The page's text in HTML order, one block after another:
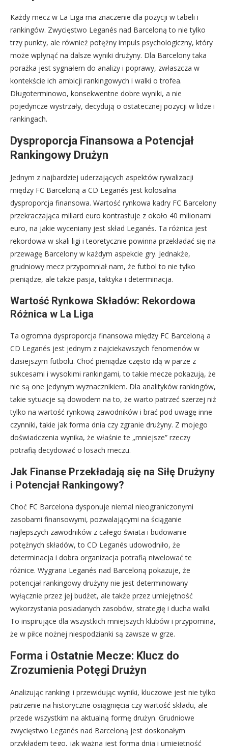
Każdy mecz w La Liga ma znaczenie dla pozycji w tabeli i
rankingów. Zwycięstwo Leganés nad Barceloną to nie tylko
trzy punkty, ale również potężny impuls psychologiczny, który
może wpłynąć na dalsze wyniki drużyny. Dla Barcelony taka
porażka jest sygnałem do analizy i poprawy, zwłaszcza w
kontekście ich ambicji rankingowych i walki o trofea.
Długoterminowo, konsekwentne dobre wyniki, a nie
pojedyncze wystrzały, decydują o ostatecznej pozycji w lidze i
rankingach.
Dysproporcja Finansowa a Potencjał
Rankingowy Drużyn
Jednym z najbardziej uderzających aspektów rywalizacji
między FC Barceloną a CD Leganés jest kolosalna
dysproporcja finansowa. Wartość rynkowa kadry FC Barcelony
przekraczająca miliard euro kontrastuje z około 40 milionami
euro, na jakie wyceniany jest skład Leganés. Ta różnica jest
rekordowa w skali ligi i teoretycznie powinna przekładać się na
przewagę Barcelony w każdym aspekcie gry. Jednakże,
grudniowy mecz przypomniał nam, że futbol to nie tylko
pieniądze, ale także pasja, taktyka i determinacja.
Wartość Rynkowa Składów: Rekordowa
Różnica w La Liga
Ta ogromna dysproporcja finansowa między FC Barceloną a
CD Leganés jest jednym z najciekawszych fenomenów w
dzisiejszym futbolu. Choć pieniądze często idą w parze z
sukcesami i wysokimi rankingami, to takie mecze pokazują, że
nie są one jedynym wyznacznikiem. Dla analityków rankingów,
takie sytuacje są dowodem na to, że warto patrzeć szerzej niż
tylko na wartość rynkową zawodników i brać pod uwagę inne
czynniki, takie jak forma dnia czy zgranie drużyny. Z mojego
doświadczenia wynika, że właśnie te „mniejsze” rzeczy
potrafią decydować o losach meczu.
Jak Finanse Przekładają się na Siłę Drużyny
i Potencjał Rankingowy?
Choć FC Barcelona dysponuje niemal nieograniczonymi
zasobami finansowymi, pozwalającymi na ściąganie
najlepszych zawodników z całego świata i budowanie
potężnych składów, to CD Leganés udowodniło, że
determinacja i dobra organizacja potrafią niwelować te
różnice. Wygrana Leganés nad Barceloną pokazuje, że
potencjał rankingowy drużyny nie jest determinowany
wyłącznie przez jej budżet, ale także przez umiejętność
wykorzystania posiadanych zasobów, strategię i ducha walki.
To inspirujące dla wszystkich mniejszych klubów i przypomina,
że w piłce nożnej niespodzianki są zawsze w grze.
Forma i Ostatnie Mecze: Klucz do
Zrozumienia Potęgi Drużyn
Analizując rankingi i przewidując wyniki, kluczowe jest nie tylko
patrzenie na historyczne osiągnięcia czy wartość składu, ale
przede wszystkim na aktualną formę drużyn. Grudniowe
zwycięstwo Leganés nad Barceloną jest doskonałym
przykładem tego, jak ważna jest forma dnia i umiejętność